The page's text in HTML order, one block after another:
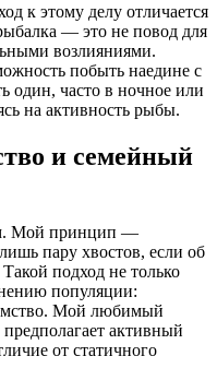
к этому делу отличается
— это не повод для
возлияниями.
побыть наедине с
один, часто в ночное или
на активность рыбы.
и семейный
Мой принцип —
пару хвостов, если об
подход не только
популяции:
Мой любимый
активный
от статичного